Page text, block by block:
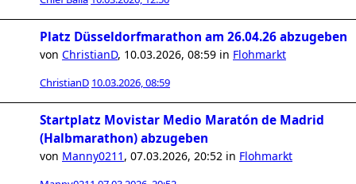
Platz Düsseldorfmarathon am 26.04.26 abzugeben
von ChristianD, 10.03.2026, 08:59 in Flohmarkt
ChristianD 10.03.2026, 08:59
Startplatz Movistar Medio Maratón de Madrid
(Halbmarathon) abzugeben
von Manny0211 , 07.03.2026, 20:52 in Flohmarkt